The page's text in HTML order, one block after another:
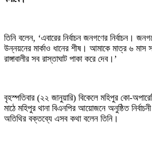
তিনি বলেন, ‘এবারের নির্বাচন জনগণের নির্বাচন।
উন্নয়নের মার্কাও ধানের শীষ। আমাকে মাত্র ৬
রাঙ্গাবালীর সব রাস্তাঘাট পাকা করে দেব।’
বৃহস্পতিবার (২২ জানুয়ারি) বিকেলে মহিপুর কো-
মাঠে মহিপুর থানা বিএনপির আয়োজনে অনুষ্ঠিত
অতিথির বক্তব্যে এসব কথা বলেন তিনি।